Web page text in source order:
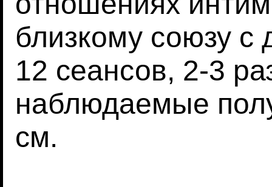
близкому союзу с
12 сеансов, 2-3
наблюдаемые
см.